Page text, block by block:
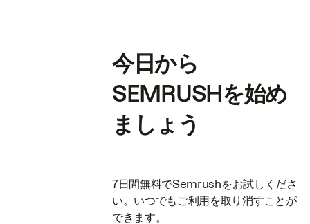
今日から
SEMRUSHを始め
ましょう
7日間無料でSemrushをお試しくださ
い。いつでもご利用を取り消すことが
できます。